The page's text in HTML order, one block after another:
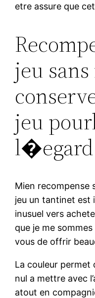
etre assure que
jeu
jeu
l�egard
Mien recompense
jeu un tantinet est
inusuel vers
que je me
vous de offrir
La couleur permet
nul a mettre avec
atout en